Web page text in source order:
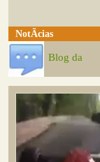
NotÃ­cias
Blog da